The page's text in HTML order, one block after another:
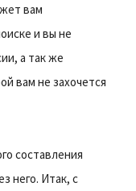
вам
и вы не
а так же
вам не захочется
составления
него. Итак, с